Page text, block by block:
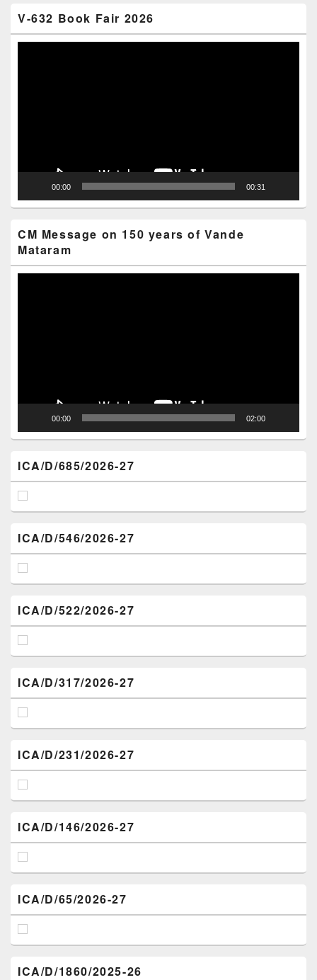
V-632 Book Fair 2026
00:00 00:31
CM Message on 150 years of Vande
Mataram
00:00 02:00
ICA/D/685/2026-27
ICA/D/546/2026-27
ICA/D/522/2026-27
ICA/D/317/2026-27
ICA/D/231/2026-27
ICA/D/146/2026-27
ICA/D/65/2026-27
ICA/D/1860/2025-26